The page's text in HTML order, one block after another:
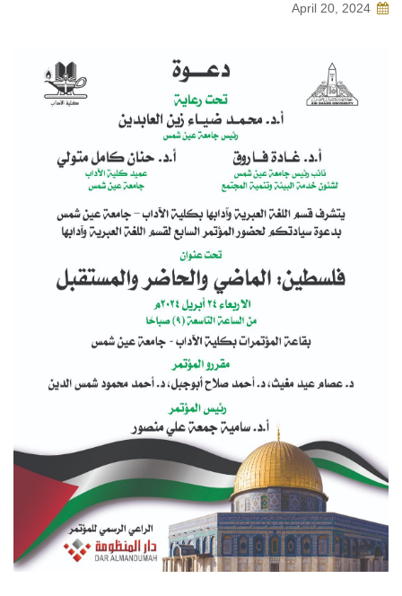
April 20, 2024